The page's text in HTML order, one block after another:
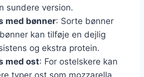
sundere version.
med bønner: Sorte bønner
kan tilføje en dejlig
og ekstra protein.
med ost: For ostelskere kan
typer ost som mozzarella,